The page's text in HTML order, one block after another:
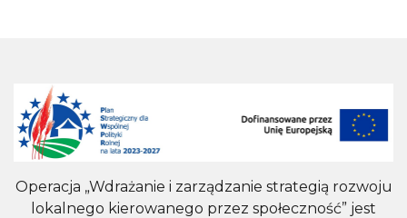
Operacja „Wdrażanie i zarządzanie strategią rozwoju
lokalnego kierowanego przez społeczność” jest